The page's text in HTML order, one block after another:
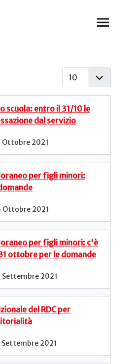
Visualizza #
scuola: entro il 31/10 le
dal servizio
Ottobre 2021
per figli minori:
Ottobre 2021
per figli minori: c'è
ottobre per le domande
Settembre 2021
del RDC per
Settembre 2021